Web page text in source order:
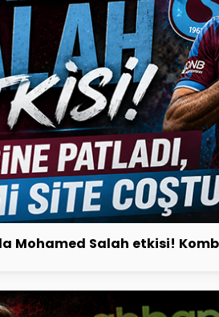
Mohamed Salah etkisi!